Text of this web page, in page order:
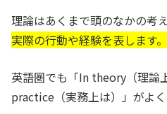
理論はあくまで頭のなかの考
実際の行動や経験を表します。
英語圏でも「In theory（理論
practice（実務上は）」がよく